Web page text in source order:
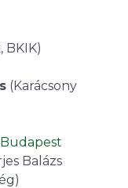
BKIK)
(Karácsony
Balázs